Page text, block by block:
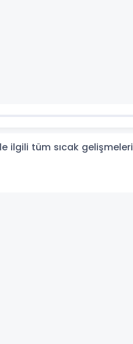
ilgili tüm sıcak gelişmeleri